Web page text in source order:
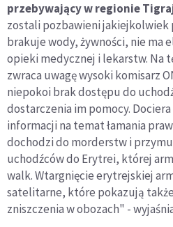
przebywający w regionie
zostali pozbawieni jakiejkolwiek
brakuje wody, żywności, nie ma
opieki medycznej i lekarstw. Na
zwraca uwagę wysoki komisarz
niepokoi brak dostępu do
dostarczenia im pomocy.
informacji na temat łamania
dochodzi do morderstw i
uchodźców do Erytrei, której
walk. Wtargnięcie erytrejskiej
satelitarne, które pokazują
zniszczenia w obozach" -